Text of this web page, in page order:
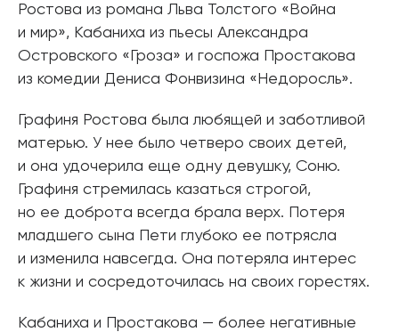
Ростова из романа Льва Толстого «Война
и мир», Кабаниха из пьесы Александра
Островского «Гроза» и госпожа Простакова
из комедии Дениса Фонвизина «Недоросль».
Графиня Ростова была любящей и заботливой
матерью. У нее было четверо своих детей,
и она удочерила еще одну девушку, Соню.
Графиня стремилась казаться строгой,
но ее доброта всегда брала верх. Потеря
младшего сына Пети глубоко ее потрясла
и изменила навсегда. Она потеряла интерес
к жизни и сосредоточилась на своих горестях.
Кабаниха и Простакова — более негативные